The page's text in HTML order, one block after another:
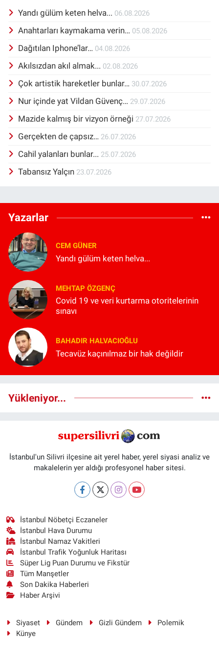
Yandı gülüm keten helva... 06.08.2026
Anahtarları kaymakama verin… 05.08.2026
Dağıtılan Iphone’lar… 04.08.2026
Akılsızdan akıl almak... 02.08.2026
Çok artistik hareketler bunlar… 30.07.2026
Nur içinde yat Vildan Güvenç… 29.07.2026
Mazide kalmış bir vizyon örneği 27.07.2026
Gerçekten de çapsız… 26.07.2026
Cahil yalanları bunlar... 25.07.2026
Tabansız Yalçın 23.07.2026
Yazarlar
CEM GÜNER
Yandı gülüm keten helva...
MEHTAP ÖZGENÇ
Covid 19 ve veri kurtarma otoritelerinin
sınavı
BAHADIR HALVACIOĞLU
Tecavüz kaçınılmaz bir hak değildir
Yükleniyor...
İstanbul'un Silivri ilçesine ait yerel haber, yerel siyasi analiz ve
makalelerin yer aldığı profesyonel haber sitesi.
İstanbul Nöbetçi Eczaneler
İstanbul Hava Durumu
İstanbul Namaz Vakitleri
İstanbul Trafik Yoğunluk Haritası
Süper Lig Puan Durumu ve Fikstür
Tüm Manşetler
Son Dakika Haberleri
Haber Arşivi
Siyaset Gündem Gizli Gündem
Polemik
Künye